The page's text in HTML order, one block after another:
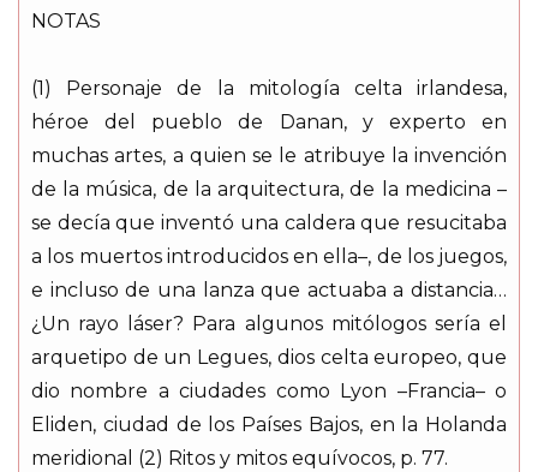
NOTAS
(1) Personaje de la mitología celta irlandesa,
héroe del pueblo de Danan, y experto en
muchas artes, a quien se le atribuye la invención
de la música, de la arquitectura, de la medicina –
se decía que inventó una caldera que resucitaba
a los muertos introducidos en ella–, de los juegos,
e incluso de una lanza que actuaba a distancia…
¿Un rayo láser? Para algunos mitólogos sería el
arquetipo de un Legues, dios celta europeo, que
dio nombre a ciudades como Lyon –Francia– o
Eliden, ciudad de los Países Bajos, en la Holanda
meridional (2) Ritos y mitos equívocos, p. 77.